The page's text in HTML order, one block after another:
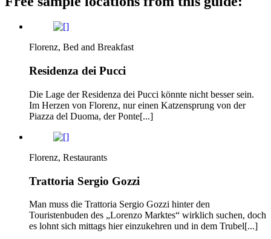
Florenz, Bed and Breakfast
Residenza dei Pucci
Die Lage der Residenza dei Pucci könnte nicht besser sein.
Im Herzen von Florenz, nur einen Katzensprung von der
Piazza del Duoma, der Ponte[...]
Florenz, Restaurants
Trattoria Sergio Gozzi
Man muss die Trattoria Sergio Gozzi hinter den
Touristenbuden des „Lorenzo Marktes“ wirklich suchen, doch
es lohnt sich mittags hier einzukehren und in dem Trubel[...]